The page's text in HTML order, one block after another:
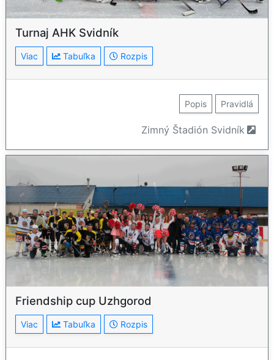
Turnaj AHK Svidník
Viac Tabuľka Rozpis
Popis Pravidlá
Zimný Štadión Svidník
Friendship cup Uzhgorod
Viac Tabuľka Rozpis